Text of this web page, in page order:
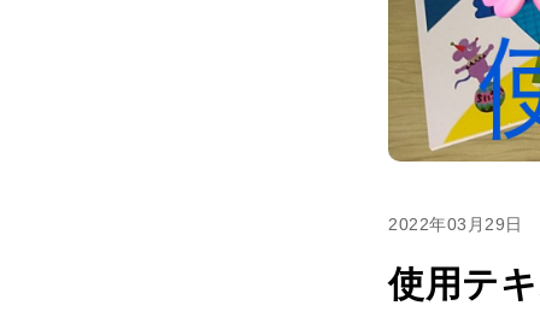
2022年03月29日
使用テ